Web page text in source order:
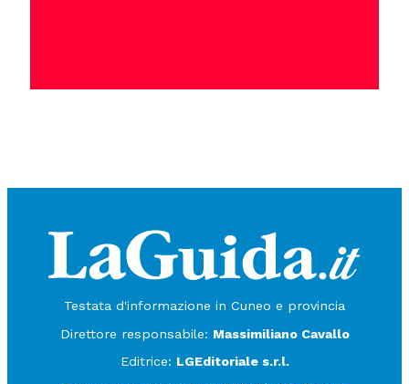
Testata d'informazione in Cuneo e provincia
Direttore responsabile: Massimiliano Cavallo
Editrice: LGEditoriale s.r.l.